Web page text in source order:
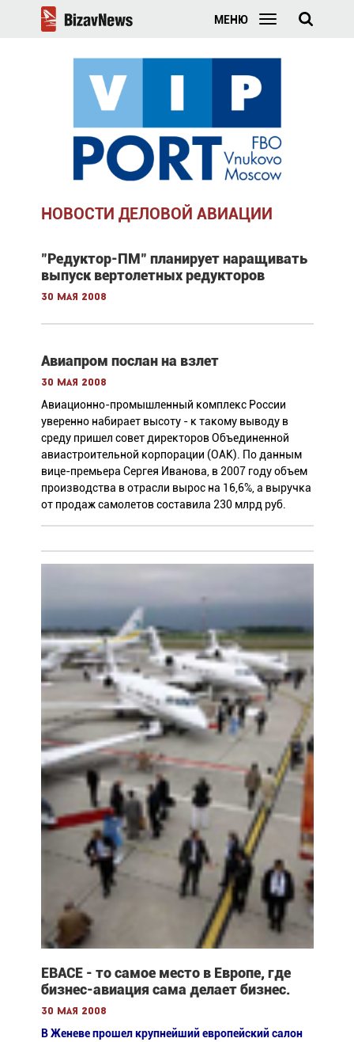
МЕНЮ
НОВОСТИ ДЕЛОВОЙ АВИАЦИИ
"Редуктор-ПМ" планирует наращивать
выпуск вертолетных редукторов
30 мая 2008
Авиапром послан на взлет
30 мая 2008
Авиационно-промышленный комплекс России
уверенно набирает высоту - к такому выводу в
среду пришел совет директоров Объединенной
авиастроительной корпорации (ОАК). По данным
вице-премьера Сергея Иванова, в 2007 году объем
производства в отрасли вырос на 16,6%, а выручка
от продаж самолетов составила 230 млрд руб.
ЕВАСЕ - то самое место в Европе, где
бизнес-авиация сама делает бизнес.
30 мая 2008
В Женеве прошел крупнейший европейский салон